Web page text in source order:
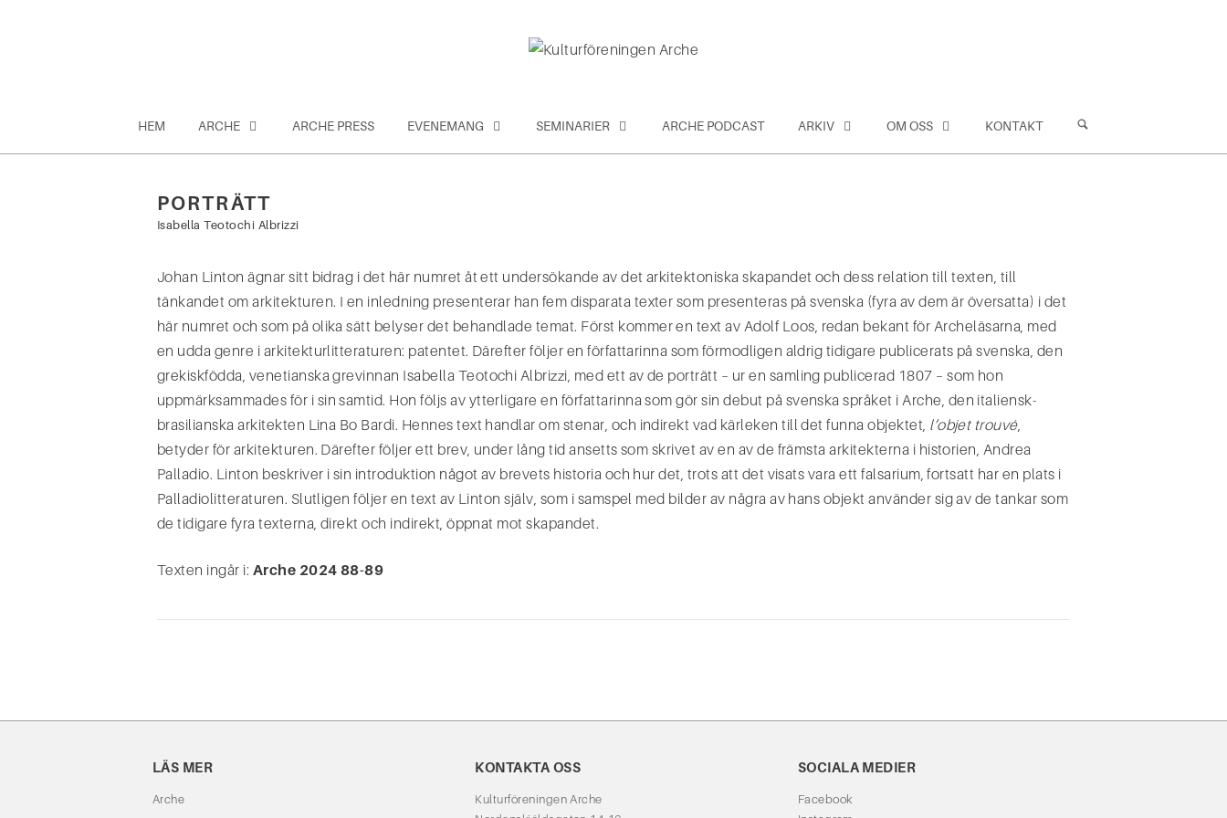
HEM ARCHE ARCHE PRESS EVENEMANG SEMINARIER ARCHE PODCAST ARKIV OM OSS KONTAKT
PORTRÄTT
Isabella Teotochi Albrizzi
Johan Linton ägnar sitt bidrag i det här numret åt ett undersökande av det arkitektoniska skapandet och dess relation till texten, till
tänkandet om arkitekturen. I en inledning presenterar han fem disparata texter som presenteras på svenska (fyra av dem är översatta) i det
här numret och som på olika sätt belyser det behandlade temat. Först kommer en text av Adolf Loos, redan bekant för Archeläsarna, med
en udda genre i arkitekturlitteraturen: patentet. Därefter följer en författarinna som förmodligen aldrig tidigare publicerats på svenska, den
grekiskfödda, venetianska grevinnan Isabella Teotochi Albrizzi, med ett av de porträtt – ur en samling publicerad 1807 – som hon
uppmärksammades för i sin samtid. Hon följs av ytterligare en författarinna som gör sin debut på svenska språket i Arche, den italiensk-
brasilianska arkitekten Lina Bo Bardi. Hennes text handlar om stenar, och indirekt vad kärleken till det funna objektet, l’objet trouvé,
betyder för arkitekturen. Därefter följer ett brev, under lång tid ansetts som skrivet av en av de främsta arkitekterna i historien, Andrea
Palladio. Linton beskriver i sin introduktion något av brevets historia och hur det, trots att det visats vara ett falsarium, fortsatt har en plats i
Palladiolitteraturen. Slutligen följer en text av Linton själv, som i samspel med bilder av några av hans objekt använder sig av de tankar som
de tidigare fyra texterna, direkt och indirekt, öppnat mot skapandet.
Texten ingår i: Arche 2024 88-89
LÄS MER
Arche
KONTAKTA OSS
Kulturföreningen Arche
SOCIALA MEDIER
Facebook